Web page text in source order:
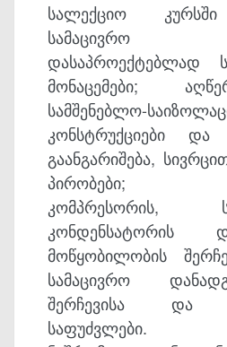
სალექციო
სამაცივრო
დასაპროექტებლად
მონაცემები;
სამშენებლო-
კონსტრუქციები და
გაანგარიშება,
პირობები;
კომპრესორის,
კონდენსატორის
მოწყობილობის
სამაცივრო
შერჩევისა და
საფუძვლები.